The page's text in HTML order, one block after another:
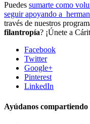
Puedes sumarte como
seguir apoyando a
través de nuestros
filantropía? ¡Únete a
Facebook
Twitter
Google+
Pinterest
LinkedIn
Ayúdanos compartiendo